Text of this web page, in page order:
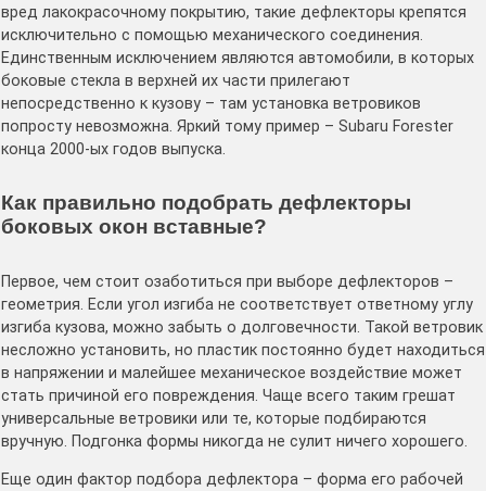
вред лакокрасочному покрытию, такие дефлекторы крепятся
исключительно с помощью механического соединения.
Единственным исключением являются автомобили, в которых
боковые стекла в верхней их части прилегают
непосредственно к кузову – там установка ветровиков
попросту невозможна. Яркий тому пример – Subaru Forester
конца 2000-ых годов выпуска.
Как правильно подобрать дефлекторы
боковых окон вставные?
Первое, чем стоит озаботиться при выборе дефлекторов –
геометрия. Если угол изгиба не соответствует ответному углу
изгиба кузова, можно забыть о долговечности. Такой ветровик
несложно установить, но пластик постоянно будет находиться
в напряжении и малейшее механическое воздействие может
стать причиной его повреждения. Чаще всего таким грешат
универсальные ветровики или те, которые подбираются
вручную. Подгонка формы никогда не сулит ничего хорошего.
Еще один фактор подбора дефлектора – форма его рабочей